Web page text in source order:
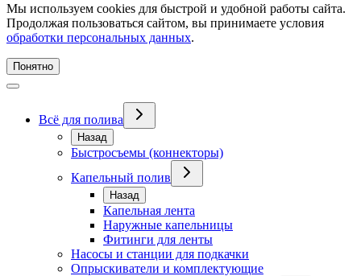
Мы используем cookies для быстрой и удобной работы сайта.
Продолжая пользоваться сайтом, вы принимаете условия
обработки персональных данных.
Понятно
Всё для полива
Назад
Быстросъемы (коннекторы)
Капельный полив
Назад
Капельная лента
Наружные капельницы
Фитинги для ленты
Насосы и станции для подкачки
Опрыскиватели и комплектующие